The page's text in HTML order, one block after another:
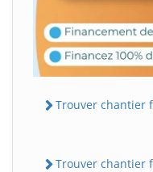
Trouver chantier
Trouver chantier